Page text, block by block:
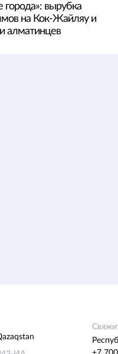
города»: вырубка
на Кок-Жайляу и
алматинцев